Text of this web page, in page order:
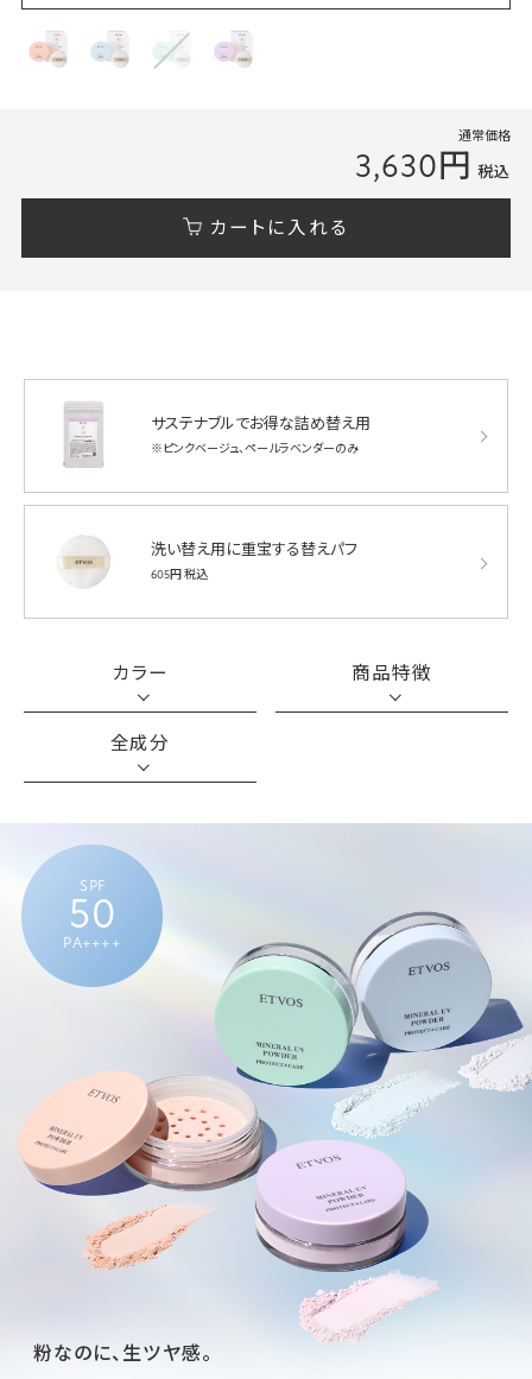
通常価格
3,630円 税込
カートに入れる
サステナブルでお得な詰め替え用
※ピンクベージュ、ペールラベンダーのみ
洗い替え用に重宝する替えパフ
605円 税込
カラー 商品特徴
全成分
SPF
50
PA++++
粉なのに、生ツヤ感。